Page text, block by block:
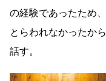
の経験であったため
とらわれなかったか
話す。